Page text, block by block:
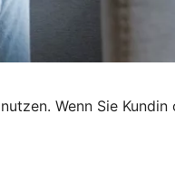
Wenn Sie Kundin